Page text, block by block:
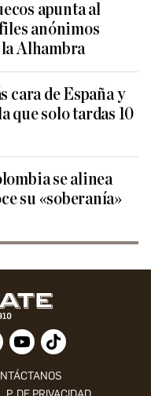
apunta al
anónimos
Alhambra
cara de España y
que solo tardas 10
se alinea
su «soberanía»